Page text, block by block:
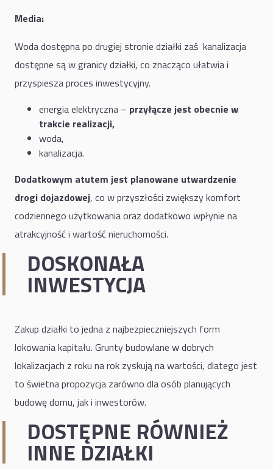
Media:
Woda dostępna po drugiej stronie działki zaś kanalizacja
dostępne są w granicy działki, co znacząco ułatwia i
przyspiesza proces inwestycyjny.
energia elektryczna – przyłącze jest obecnie w
trakcie realizacji,
woda,
kanalizacja.
Dodatkowym atutem jest planowane utwardzenie
drogi dojazdowej, co w przyszłości zwiększy komfort
codziennego użytkowania oraz dodatkowo wpłynie na
atrakcyjność i wartość nieruchomości.
DOSKONAŁA
INWESTYCJA
Zakup działki to jedna z najbezpieczniejszych form
lokowania kapitału. Grunty budowlane w dobrych
lokalizacjach z roku na rok zyskują na wartości, dlatego jest
to świetna propozycja zarówno dla osób planujących
budowę domu, jak i inwestorów.
DOSTĘPNE RÓWNIEŻ
INNE DZIAŁKI